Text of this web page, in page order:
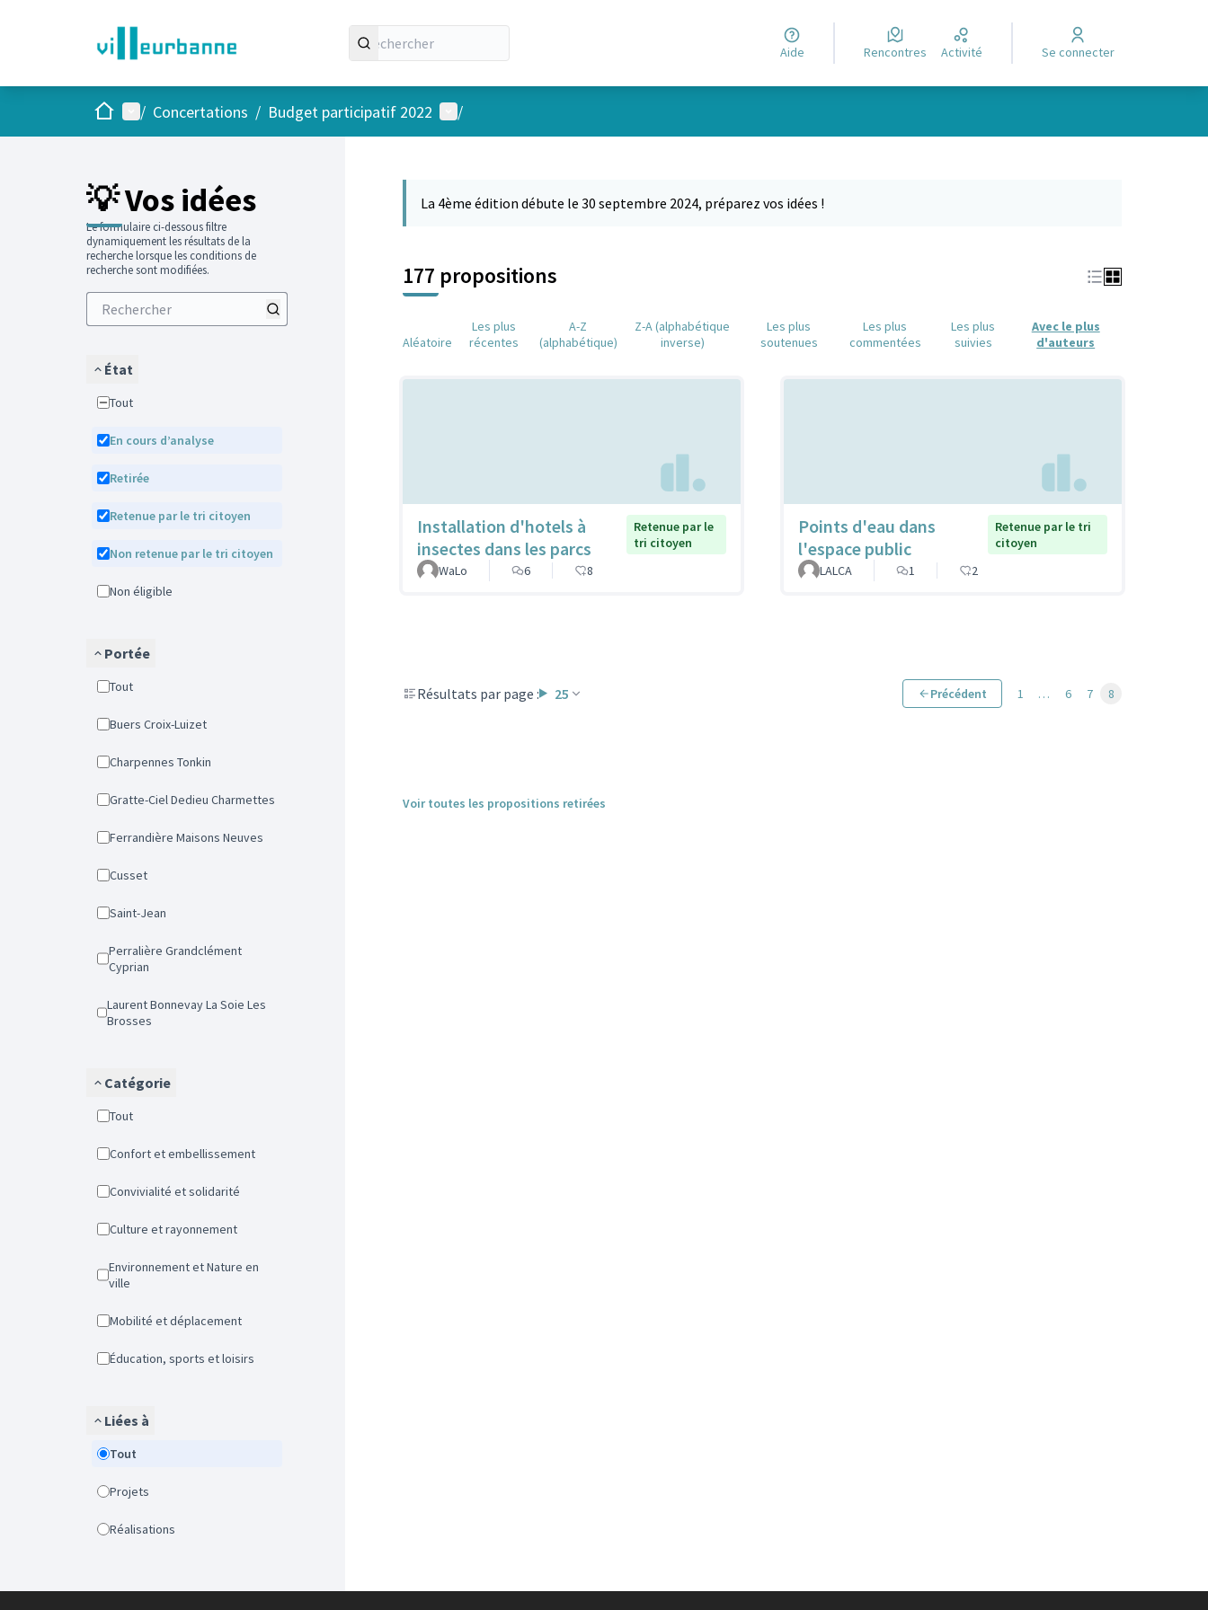
Aide Rencontres Activité Se connecter
AccueilMenu principal
/ Concertations / Budget participatif 2022 Menu utilisateur
/
💡 Vos idées
Le formulaire ci-dessous filtre
dynamiquement les résultats de la
recherche lorsque les conditions de
recherche sont modifiées.
État
Tout
En cours d’analyse
Retirée
Retenue par le tri citoyen
Non retenue par le tri citoyen
Non éligible
Portée
Tout
Buers Croix-Luizet
Charpennes Tonkin
Gratte-Ciel Dedieu Charmettes
Ferrandière Maisons Neuves
Cusset
Saint-Jean
Perralière Grandclément
Cyprian
Laurent Bonnevay La Soie Les
Brosses
Catégorie
Tout
Confort et embellissement
Convivialité et solidarité
Culture et rayonnement
Environnement et Nature en
ville
Mobilité et déplacement
Éducation, sports et loisirs
Liées à
Tout
Projets
Réalisations
La 4ème édition débute le 30 septembre 2024, préparez vos idées !
177 propositions
Aléatoire
Les plus
récentes
A-Z
(alphabétique)
Z-A (alphabétique
inverse)
Les plus
soutenues
Les plus
commentées
Les plus
suivies
Avec le plus
d'auteurs
Installation d'hotels à
insectes dans les parcs
Retenue par le
tri citoyen
WaLo
6 8
Points d'eau dans
l'espace public
Retenue par le tri
citoyen
LALCA
1 2
Résultats par page : 25 Précédent 1 … 6 7 8
Voir toutes les propositions retirées